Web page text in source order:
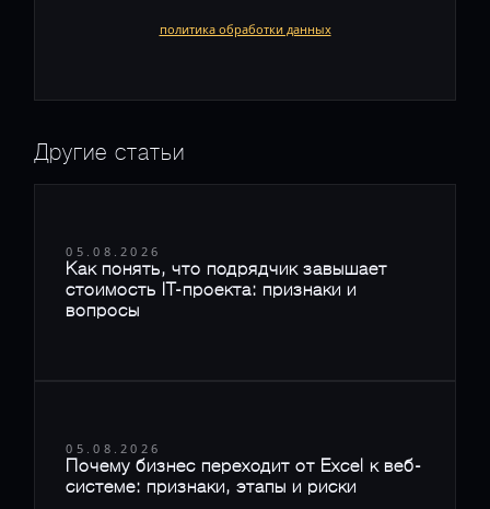
политика обработки данных
Другие статьи
05.08.2026
Как понять, что подрядчик завышает
стоимость IT-проекта: признаки и
вопросы
05.08.2026
Почему бизнес переходит от Excel к веб-
системе: признаки, этапы и риски